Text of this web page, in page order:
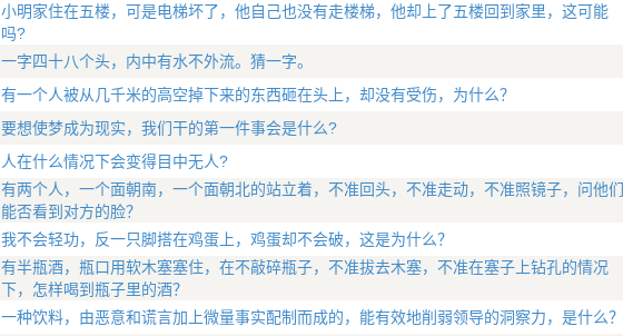
小明家住在五楼，可是电梯坏了，他自己也没有走楼梯，他却上了五楼回到家里，这可能
吗?
一字四十八个头，内中有水不外流。猜一字。
有一个人被从几千米的高空掉下来的东西砸在头上，却没有受伤，为什么？
要想使梦成为现实，我们干的第一件事会是什么?
人在什么情况下会变得目中无人?
有两个人，一个面朝南，一个面朝北的站立着，不准回头，不准走动，不准照镜子，问他们
能否看到对方的脸？
我不会轻功，反一只脚搭在鸡蛋上，鸡蛋却不会破，这是为什么？
有半瓶酒，瓶口用软木塞塞住，在不敲碎瓶子，不准拔去木塞，不准在塞子上钻孔的情况
下，怎样喝到瓶子里的酒？
一种饮料，由恶意和谎言加上微量事实配制而成的，能有效地削弱领导的洞察力，是什么？